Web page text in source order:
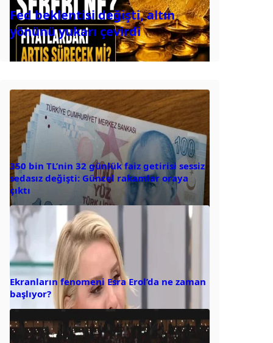
Fed beklentisi değişti, altın
yönünü yukarı çevirdi
350 bin TL’nin 32 günlük faiz getirisi sessiz
sedasız değişti: Güncel rakamlar oraya
çıktı
Ekranların fenomeni Esra Erol’da ne zaman
başlıyor?